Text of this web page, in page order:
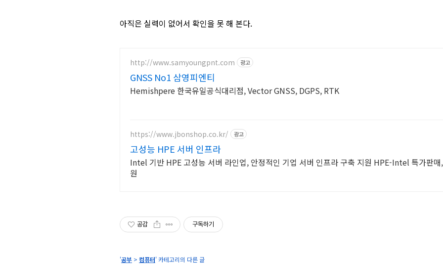
아직은 실력이 없어서 확인을 못 해 본다.
http://www.samyoungpnt.com 광고
GNSS No1 삼영피엔티
Hemishpere 한국유일공식대리점, Vector GNSS, DGPS, RTK
https://www.jbonshop.co.kr/ 광고
고성능 HPE 서버 인프라
Intel 기반 HPE 고성능 서버 라인업, 안정적인 기업 서버 인프라 구축 지원 HPE-Intel 특가판매
원
공감 구독하기
'공부 > 컴퓨터' 카테고리의 다른 글